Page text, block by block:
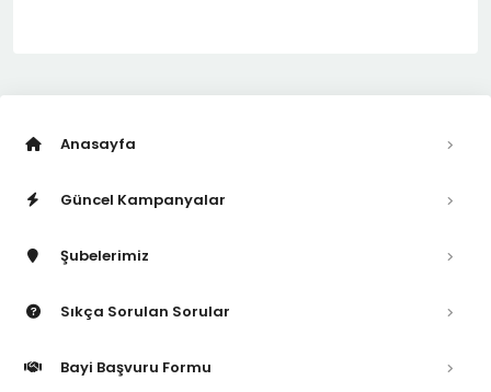
Anasayfa
Güncel Kampanyalar
Şubelerimiz
Sıkça Sorulan Sorular
Bayi Başvuru Formu